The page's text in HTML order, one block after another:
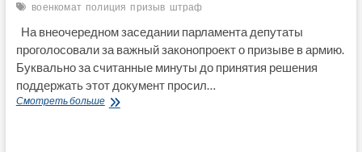
военкомат полиция призыв штраф
На внеочередном заседании парламента депутаты
проголосовали за важный законопроект о призыве в армию.
Буквально за считанные минуты до принятия решения
поддержать этот документ просил…
Смотреть большеШтрафы